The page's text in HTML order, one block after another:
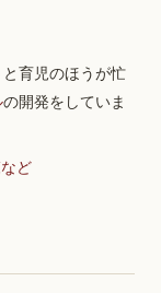
育児のほうが忙
の開発をしていま
ど